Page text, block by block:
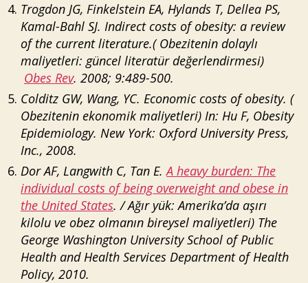
Trogdon JG, Finkelstein EA, Hylands T, Dellea PS,
Kamal-Bahl SJ. Indirect costs of obesity: a review
of the current literature.( Obezitenin dolaylı
maliyetleri: güncel literatür değerlendirmesi)
Obes Rev. 2008; 9:489-500.
Colditz GW, Wang, YC. Economic costs of obesity. (
Obezitenin ekonomik maliyetleri) In: Hu F, Obesity
Epidemiology. New York: Oxford University Press,
Inc., 2008.
Dor AF, Langwith C, Tan E.A heavy burden: The
individual costs of being overweight and obese in
the United States. / Ağır yük: Amerika’da aşırı
kilolu ve obez olmanın bireysel maliyetleri) The
George Washington University School of Public
Health and Health Services Department of Health
Policy, 2010.